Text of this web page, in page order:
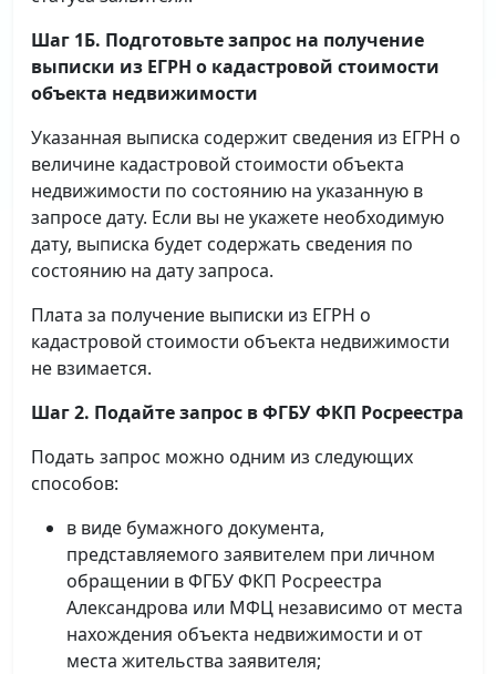
Шаг 1Б. Подготовьте запрос на получение
выписки из ЕГРН о кадастровой стоимости
объекта недвижимости
Указанная выписка содержит сведения из ЕГРН о
величине кадастровой стоимости объекта
недвижимости по состоянию на указанную в
запросе дату. Если вы не укажете необходимую
дату, выписка будет содержать сведения по
состоянию на дату запроса.
Плата за получение выписки из ЕГРН о
кадастровой стоимости объекта недвижимости
не взимается.
Шаг 2. Подайте запрос в ФГБУ ФКП Росреестра
Подать запрос можно одним из следующих
способов:
в виде бумажного документа,
представляемого заявителем при личном
обращении в ФГБУ ФКП Росреестра
Александрова или МФЦ независимо от места
нахождения объекта недвижимости и от
места жительства заявителя;